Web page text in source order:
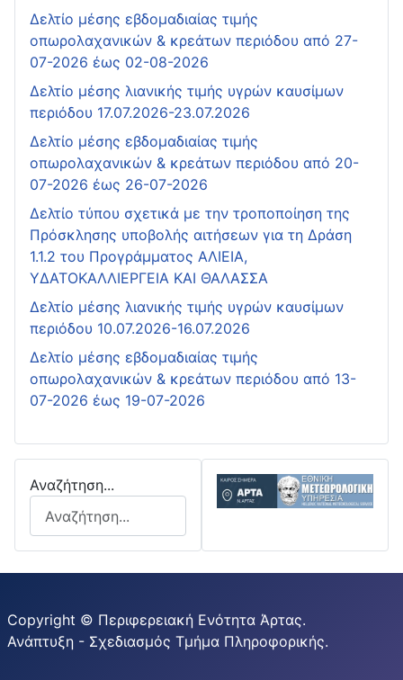
Δελτίο μέσης εβδομαδιαίας τιμής
οπωρολαχανικών & κρεάτων περιόδου από 27-
07-2026 έως 02-08-2026
Δελτίο μέσης λιανικής τιμής υγρών καυσίμων
περιόδου 17.07.2026-23.07.2026
Δελτίο μέσης εβδομαδιαίας τιμής
οπωρολαχανικών & κρεάτων περιόδου από 20-
07-2026 έως 26-07-2026
Δελτίο τύπου σχετικά με την τροποποίηση της
Πρόσκλησης υποβολής αιτήσεων για τη Δράση
1.1.2 του Προγράμματος ΑΛΙΕΙΑ,
ΥΔΑΤΟΚΑΛΛΙΕΡΓΕΙΑ ΚΑΙ ΘΑΛΑΣΣΑ
Δελτίο μέσης λιανικής τιμής υγρών καυσίμων
περιόδου 10.07.2026-16.07.2026
Δελτίο μέσης εβδομαδιαίας τιμής
οπωρολαχανικών & κρεάτων περιόδου από 13-
07-2026 έως 19-07-2026
Αναζήτηση...
Copyright © Περιφερειακή Ενότητα Άρτας.
Ανάπτυξη - Σχεδιασμός Τμήμα Πληροφορικής.